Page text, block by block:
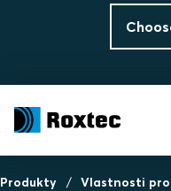
Produkty
Vlastnosti